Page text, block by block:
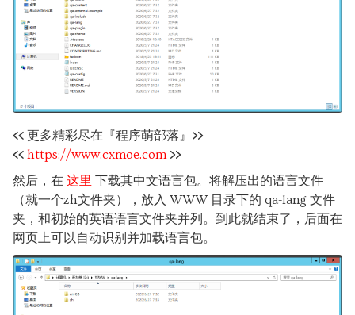
<< 更多精彩尽在『程序萌部落』 >>
<< https://www.cxmoe.com >>
然后，在 这里
下载其中文语言包。将解压出的语言文件
（就一个zh文件夹），放入 WWW 目录下的 qa-lang 文件
夹，和初始的英语语言文件夹并列。到此就结束了，后面在
网页上可以自动识别并加载语言包。